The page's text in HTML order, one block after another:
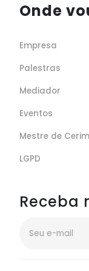
Onde
Empresa
Palestras
Mediador
Eventos
Mestre de
LGPD
Receba